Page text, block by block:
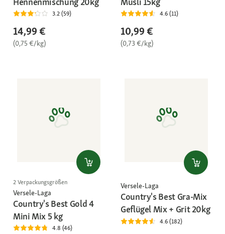
3.2 (59)
14,99 €
(0,75 €/kg)
4.6 (11)
10,99 €
(0,73 €/kg)
2 Verpackungsgrößen
Versele-Laga
Country's Best Gold 4
Mini Mix 5 kg
4.8 (46)
Versele-Laga
Country's Best Gra-Mix
Geflügel Mix + Grit 20kg
4.6 (182)